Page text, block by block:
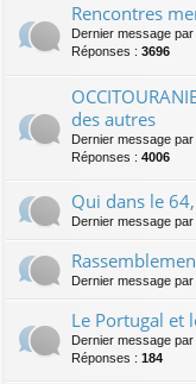
Rencontres
Dernier message par
Réponses : 3696
des autres
Dernier message par
Réponses : 4006
Qui dans le
Dernier message par
Dernier message par
Le Portugal et
Dernier message par
Réponses : 184